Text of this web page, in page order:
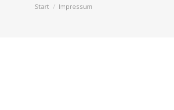
Sie befinden sich hier:
Start Impressum